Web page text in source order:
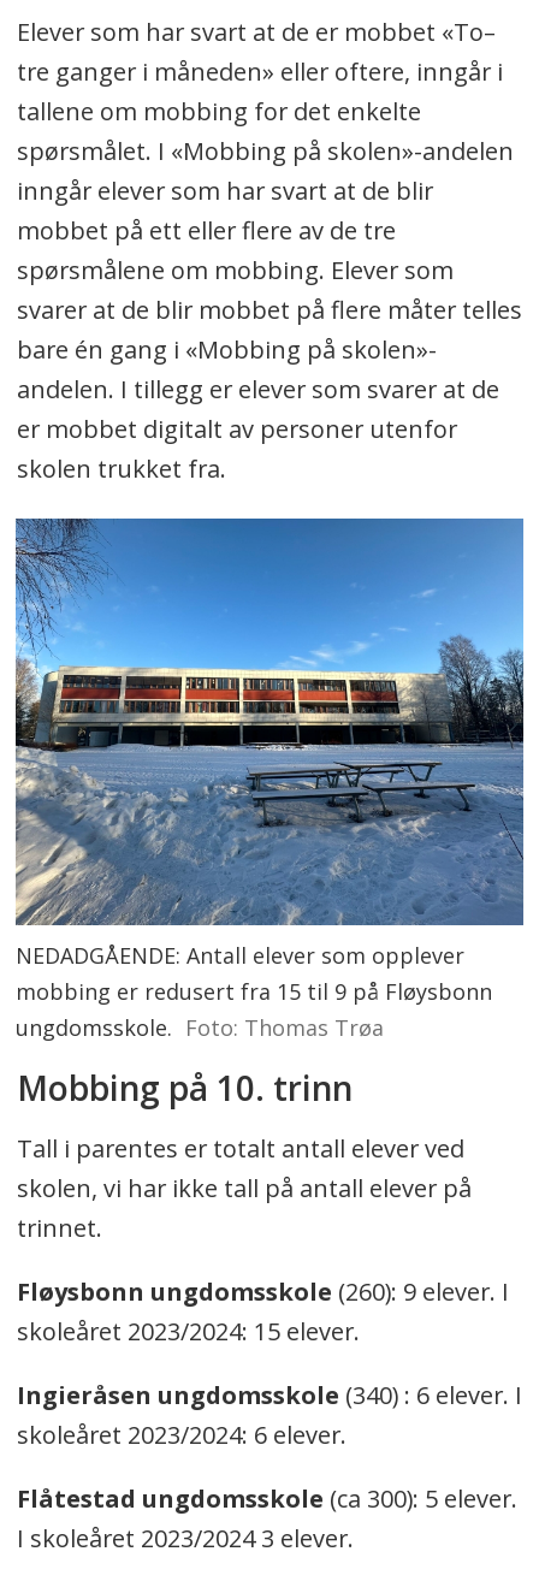
Elever som har svart at de er mobbet «To–
tre ganger i måneden» eller oftere, inngår i
tallene om mobbing for det enkelte
spørsmålet. I «Mobbing på skolen»-andelen
inngår elever som har svart at de blir
mobbet på ett eller flere av de tre
spørsmålene om mobbing. Elever som
svarer at de blir mobbet på flere måter telles
bare én gang i «Mobbing på skolen»-
andelen. I tillegg er elever som svarer at de
er mobbet digitalt av personer utenfor
skolen trukket fra.
NEDADGÅENDE: Antall elever som opplever
mobbing er redusert fra 15 til 9 på Fløysbonn
ungdomsskole. Foto: Thomas Trøa
Mobbing på 10. trinn
Tall i parentes er totalt antall elever ved
skolen, vi har ikke tall på antall elever på
trinnet.
Fløysbonn ungdomsskole (260): 9 elever. I
skoleåret 2023/2024: 15 elever.
Ingieråsen ungdomsskole (340) : 6 elever. I
skoleåret 2023/2024: 6 elever.
Flåtestad ungdomsskole (ca 300): 5 elever.
I skoleåret 2023/2024 3 elever.